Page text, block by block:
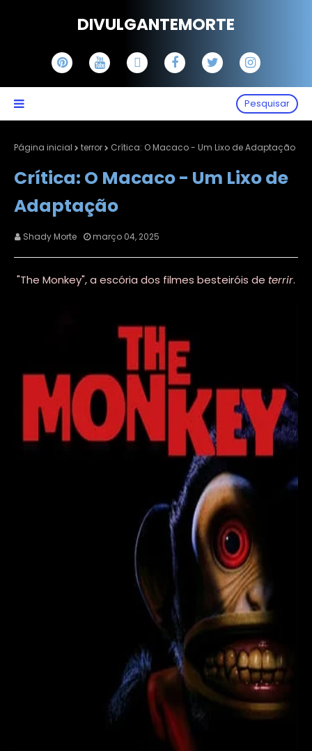
DIVULGANTEMORTE
Pesquisar
Página inicial terror Crítica: O Macaco - Um Lixo de Adaptação
Crítica: O Macaco - Um Lixo de
Adaptação
Shady Morte março 04, 2025
"The Monkey", a escória dos filmes besteiróis de terrir.